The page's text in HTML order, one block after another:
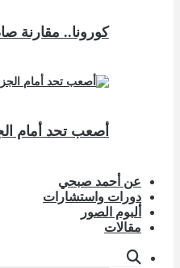
كورونا.. مقارنة
أصعب تحد أمام
عن أحمد صبحي
دورات واستشارات
ألبوم الصور
مقالات